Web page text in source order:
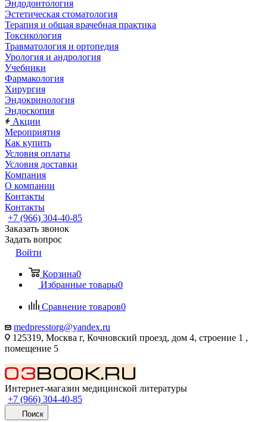
Эндодонтология
Эстетическая стоматология
Терапия и общая врачебная практика
Токсикология
Травматология и ортопедия
Урология и андрология
Учебники
Фармакология
Хирургия
Эндокринология
Эндоскопия
Акции
Мероприятия
Как купить
Условия оплаты
Условия доставки
Компания
О компании
Контакты
Контакты
+7 (966) 304-40-85
Заказать звонок
Задать вопрос
Войти
Корзина0
Избранные товары0
Сравнение товаров0
medpresstorg@yandex.ru
125319, Москва г, Кочновский проезд, дом 4, строение 1 ,
помещение 5
Интернет-магазин медицинской литературы
+7 (966) 304-40-85
Поиск